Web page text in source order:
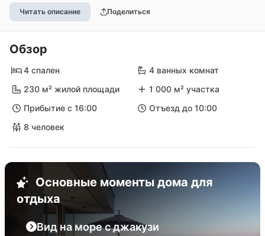
Читать описание Поделиться
Обзор
4 спален
4 ванных комнат
230 м² жилой площади
1 000 м² участка
Прибытие с 16:00
Отъезд до 10:00
8 человек
Основные моменты дома для
отдыха
Вид на море с джакузи